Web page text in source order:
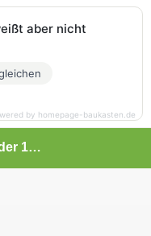
Willkommen bei der 1.C-Jugend des SC U SalzGitter
aber nicht
by homepage-baukasten.de